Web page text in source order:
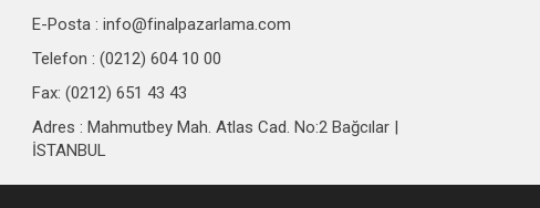
E-Posta :info@finalpazarlama.com
Telefon : (0212) 604 10 00
Fax: (0212) 651 43 43
Adres : Mahmutbey Mah. Atlas Cad. No:2 Bağcılar |
İSTANBUL